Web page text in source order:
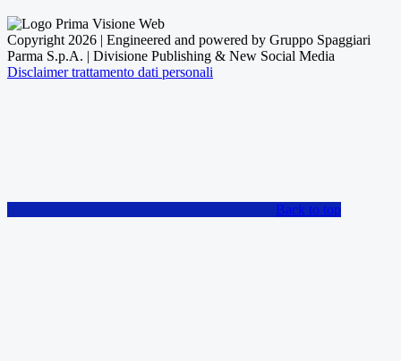
Copyright 2026 | Engineered and powered by Gruppo Spaggiari
Parma S.p.A. | Divisione Publishing & New Social Media
Disclaimer trattamento dati personali
Back to top